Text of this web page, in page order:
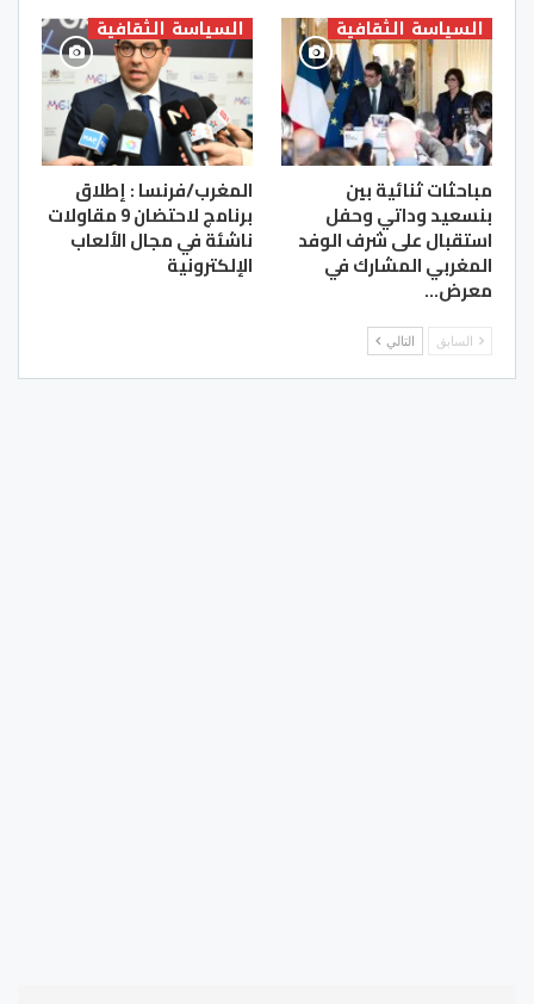
السياسة الثقافية
مباحثات ثنائية بين
بنسعيد وداتي وحفل
استقبال على شرف الوفد
المغربي المشارك في
معرض…
السياسة الثقافية
المغرب/فرنسا : إطلاق
برنامج لاحتضان 9 مقاولات
ناشئة في مجال الألعاب
الإلكترونية
السابق التالي